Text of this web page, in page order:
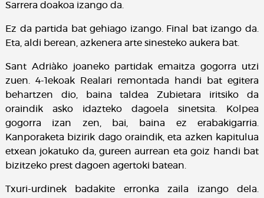
Sarrera doakoa izango da.
Ez da partida bat gehiago izango. Final bat izango da.
Eta, aldi berean, azkenera arte sinesteko aukera bat.
Sant Adriàko joaneko partidak emaitza gogorra utzi
zuen. 4-1ekoak Realari remontada handi bat egitera
behartzen dio, baina taldea Zubietara iritsiko da
oraindik asko idazteko dagoela sinetsita. Kolpea
gogorra izan zen, bai, baina ez erabakigarria.
Kanporaketa bizirik dago oraindik, eta azken kapitulua
etxean jokatuko da, gureen aurrean eta goiz handi bat
bizitzeko prest dagoen agertoki batean.
Txuri-urdinek badakite erronka zaila izango dela.